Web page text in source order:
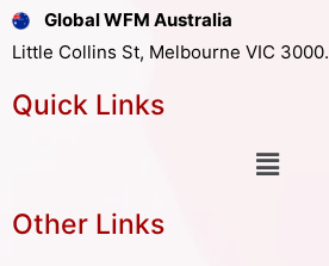
Global WFM Australia
Little Collins St, Melbourne VIC 3000.
Quick Links
Other Links